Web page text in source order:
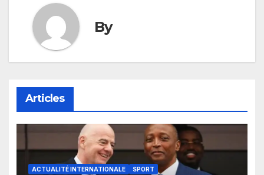
By
Articles
ACTUALITÉ INTERNATIONALE SPORT